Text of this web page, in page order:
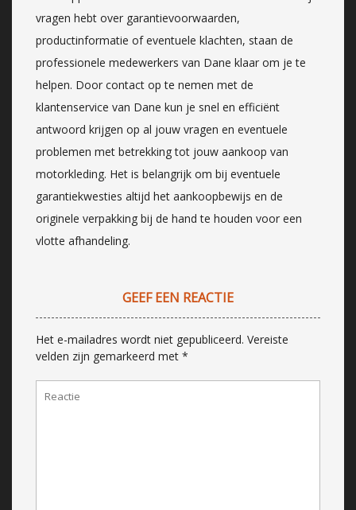
vragen hebt over garantievoorwaarden,
productinformatie of eventuele klachten, staan de
professionele medewerkers van Dane klaar om je te
helpen. Door contact op te nemen met de
klantenservice van Dane kun je snel en efficiënt
antwoord krijgen op al jouw vragen en eventuele
problemen met betrekking tot jouw aankoop van
motorkleding. Het is belangrijk om bij eventuele
garantiekwesties altijd het aankoopbewijs en de
originele verpakking bij de hand te houden voor een
vlotte afhandeling.
GEEF EEN REACTIE
Het e-mailadres wordt niet gepubliceerd. Vereiste
velden zijn gemarkeerd met *